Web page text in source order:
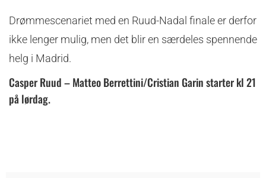
Drømmescenariet med en Ruud-Nadal finale er derfor
ikke lenger mulig, men det blir en særdeles spennende
helg i Madrid.
Casper Ruud – Matteo Berrettini/Cristian Garin starter kl 21
på lørdag.